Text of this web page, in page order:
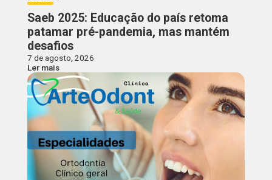
Saeb 2025: Educação do país retoma
patamar pré-pandemia, mas mantém
desafios
7 de agosto, 2026
Ler mais